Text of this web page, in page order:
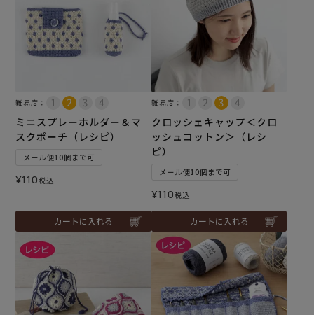
難易度：
ミニスプレーホルダー＆マ
スクポーチ（レシピ）
メール便10個まで可
¥110税込
カートに入れる
難易度：
クロッシェキャップ＜クロ
ッシュコットン＞（レシ
ピ）
メール便10個まで可
¥110税込
カートに入れる